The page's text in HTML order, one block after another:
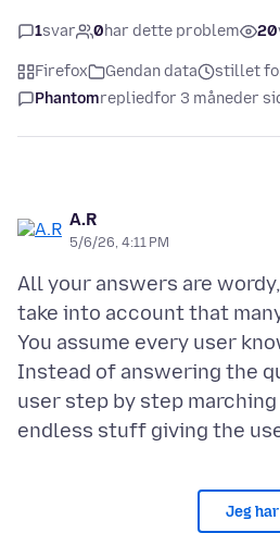
1svar 0har dette problem 20
Firefox Gendan data
stillet
Phantomrepliedfor 3 måneder
A.R
5/6/26, 4:11 PM
All your answers are
take into account that
You assume every user
Instead of answering the
user step by step
Jeg